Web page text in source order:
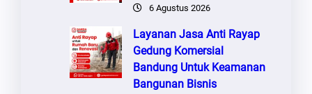
6 Agustus 2026
Layanan Jasa Anti Rayap
Gedung Komersial
Bandung Untuk Keamanan
Bangunan Bisnis